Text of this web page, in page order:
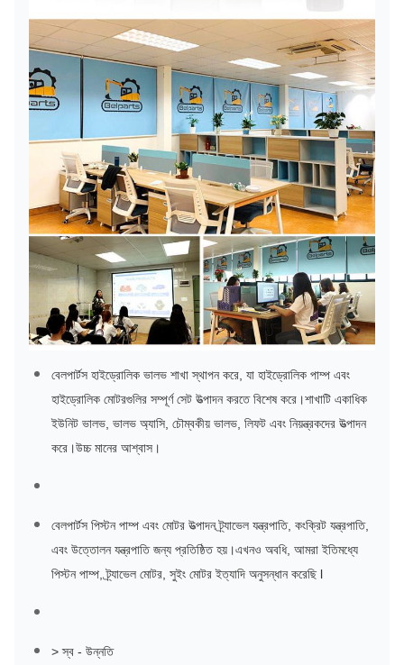
বেলপার্টস হাইড্রোলিক ভালভ শাখা স্থাপন করে, যা হাইড্রোলিক পাম্প এবং
হাইড্রোলিক মোটরগুলির সম্পূর্ণ সেট উত্পাদন করতে বিশেষ করে।শাখাটি একাধিক
ইউনিট ভালভ, ভালভ অ্যাসি, চৌম্বকীয় ভালভ, লিফট এবং নিয়ন্ত্রকদের উত্পাদন
করে।উচ্চ মানের আশ্বাস।
বেলপার্টস পিস্টন পাম্প এবং মোটর উত্পাদন ট্র্যাভেল যন্ত্রপাতি, কংক্রিট যন্ত্রপাতি,
এবং উত্তোলন যন্ত্রপাতি জন্য প্রতিষ্ঠিত হয়।এখনও অবধি, আমরা ইতিমধ্যে
পিস্টন পাম্প, ট্র্যাভেল মোটর, সুইং মোটর ইত্যাদি অনুসন্ধান করেছি l
> স্ব - উন্নতি